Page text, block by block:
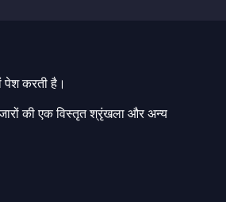
पेश करती है।
की एक विस्तृत श्रृंखला और अन्य